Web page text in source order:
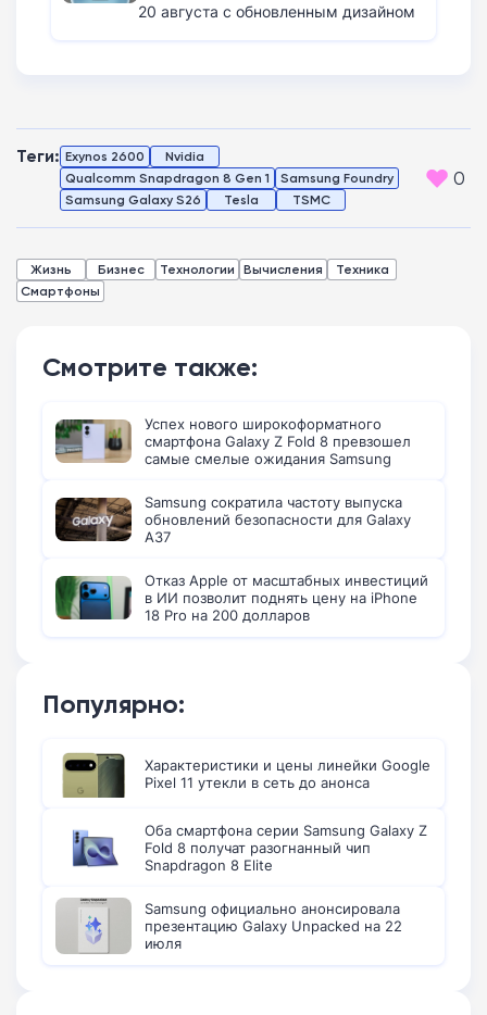
20 августа с обновленным дизайном
Теги: Exynos 2600
Nvidia
Qualcomm Snapdragon 8 Gen 1
Samsung Foundry
Samsung Galaxy S26
Tesla TSMC
0
Жизнь Бизнес Технологии Вычисления
Техника
Смартфоны
Смотрите также:
Успех нового широкоформатного
смартфона Galaxy Z Fold 8 превзошел
самые смелые ожидания Samsung
Samsung сократила частоту выпуска
обновлений безопасности для Galaxy
A37
Отказ Apple от масштабных инвестиций
в ИИ позволит поднять цену на iPhone
18 Pro на 200 долларов
Популярно:
Характеристики и цены линейки Google
Pixel 11 утекли в сеть до анонса
Оба смартфона серии Samsung Galaxy Z
Fold 8 получат разогнанный чип
Snapdragon 8 Elite
Samsung официально анонсировала
презентацию Galaxy Unpacked на 22
июля